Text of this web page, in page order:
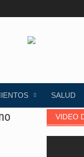
SALUD
VIDEO